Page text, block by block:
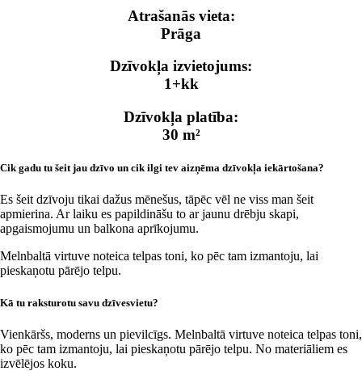
Atrašanās vieta:
Prāga
Dzīvokļa izvietojums:
1+kk
Dzīvokļa platība:
30 m²
Cik gadu tu šeit jau dzīvo un cik ilgi tev aizņēma dzīvokļa iekārtošana?
Es šeit dzīvoju tikai dažus mēnešus, tāpēc vēl ne viss man šeit
apmierina. Ar laiku es papildināšu to ar jaunu drēbju skapi,
apgaismojumu un balkona aprīkojumu.
Melnbaltā virtuve noteica telpas toni, ko pēc tam izmantoju, lai
pieskaņotu pārējo telpu.
Kā tu raksturotu savu dzīvesvietu?
Vienkāršs, moderns un pievilcīgs. Melnbaltā virtuve noteica telpas toni,
ko pēc tam izmantoju, lai pieskaņotu pārējo telpu. No materiāliem es
izvēlējos koku.